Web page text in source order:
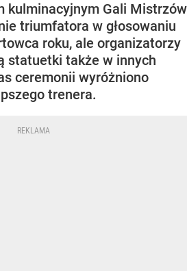
kulminacyjnym Gali Mistrzów
triumfatora w głosowaniu
roku, ale organizatorzy
statuetki także w innych
ceremonii wyróżniono
trenera.